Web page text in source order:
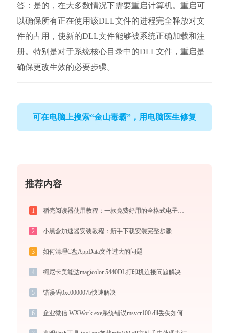
答：是的，在大多数情况下需要重启计算机。重启可
以确保所有正在使用该DLL文件的进程完全释放对文
件的占用，使新的DLL文件能够被系统正确加载和注
册。特别是对于系统核心目录中的DLL文件，重启是
确保更改生效的必要步骤。
可在电脑上搜索“金山毒霸”，用电脑医生修复
推荐内容
1 稻壳阅读器使用教程：一款免费好用的全格式电子书与文档阅读神器
2 小黑盒加速器安装教程：新手下载安装完整步骤
3 如何清理C盘AppData文件过大的问题
4 柯尼卡美能达magicolor 5440DL打印机连接问题解决方法 -金山毒霸
5 错误码0xc000007b快速解决
6 企业微信 WXWork.exe系统错误msvcr100.dll丢失如何解决